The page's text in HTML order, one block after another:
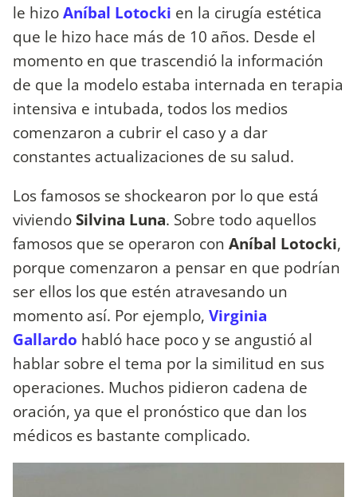
le hizoAníbal Lotocki en la cirugía estética
que le hizo hace más de 10 años. Desde el
momento en que trascendió la información
de que la modelo estaba internada en terapia
intensiva e intubada, todos los medios
comenzaron a cubrir el caso y a dar
constantes actualizaciones de su salud.
Los famosos se shockearon por lo que está
viviendoSilvina Luna. Sobre todo aquellos
famosos que se operaron con Aníbal Lotocki,
porque comenzaron a pensar en que podrían
ser ellos los que estén atravesando un
momento así. Por ejemplo, Virginia
Gallardo habló hace poco y se angustió al
hablar sobre el tema por la similitud en sus
operaciones. Muchos pidieron cadena de
oración, ya que el pronóstico que dan los
médicos es bastante complicado.